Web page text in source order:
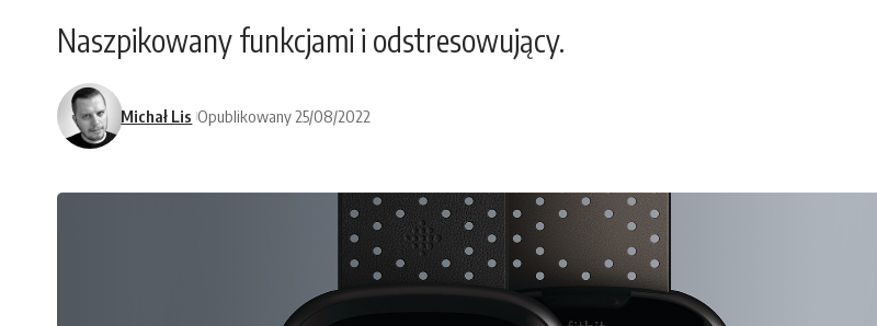
Naszpikowany funkcjami i odstresowujący.
Michał Lis Opublikowany 25/08/2022